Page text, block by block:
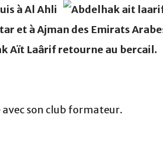
à Al Ahli
et à Ajman des Emirats
Aït Laârif retourne au bercail.
son club formateur.